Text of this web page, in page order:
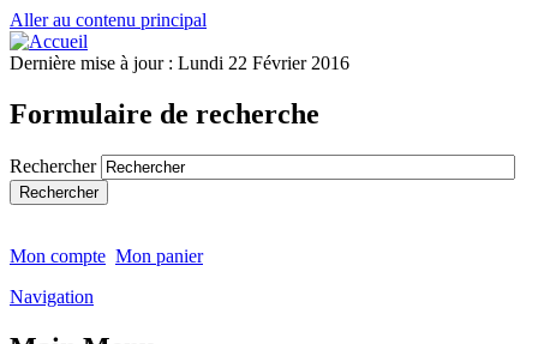
Aller au contenu principal
Dernière mise à jour : Lundi 22 Février 2016
Formulaire de recherche
Rechercher
Mon compte Mon panier
Navigation